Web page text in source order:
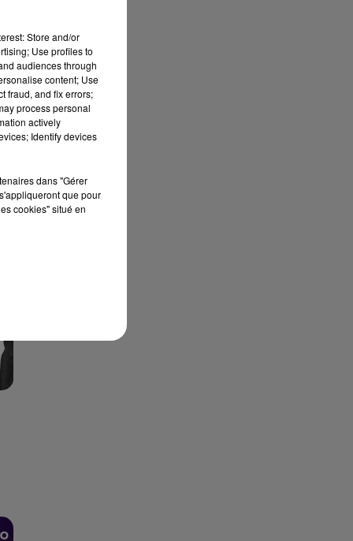
:
Store and/or
Use profiles to
audiences through
content; Use
fraud, and fix errors;
process personal
actively
Identify devices
dans "Gérer
que pour
cookies" situé en